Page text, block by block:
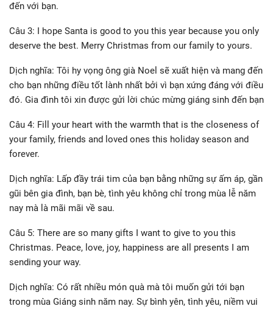
đến với bạn.
Câu 3: I hope Santa is good to you this year because you only
deserve the best. Merry Christmas from our family to yours.
Dịch nghĩa: Tôi hy vọng ông già Noel sẽ xuất hiện và mang đến
cho bạn những điều tốt lành nhất bởi vì bạn xứng đáng với điều
đó. Gia đình tôi xin được gửi lời chúc mừng giáng sinh đến bạn
Câu 4: Fill your heart with the warmth that is the closeness of
your family, friends and loved ones this holiday season and
forever.
Dịch nghĩa: Lấp đầy trái tim của bạn bằng những sự ấm áp, gần
gũi bên gia đình, bạn bè, tình yêu không chỉ trong mùa lễ năm
nay mà là mãi mãi về sau.
Câu 5: There are so many gifts I want to give to you this
Christmas. Peace, love, joy, happiness are all presents I am
sending your way.
Dịch nghĩa: Có rất nhiều món quà mà tôi muốn gửi tới bạn
trong mùa Giáng sinh năm nay. Sự bình yên, tình yêu, niềm vui